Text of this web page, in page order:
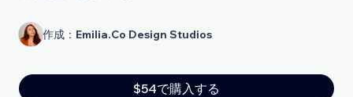
作成： Emilia.Co Design Studios
$54で購入する